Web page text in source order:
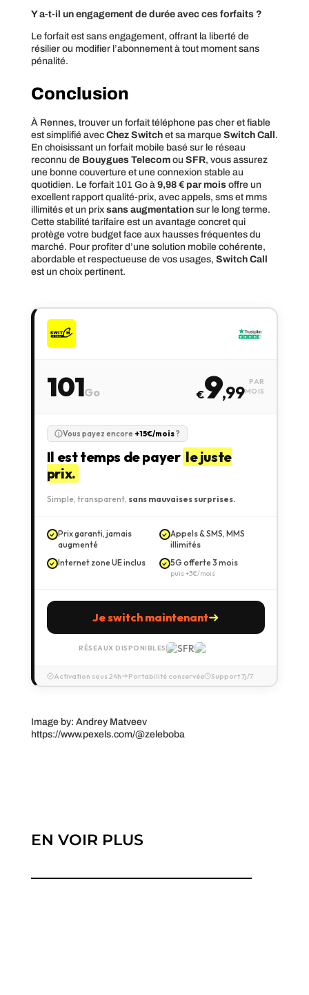
Y a-t-il un engagement de durée avec ces forfaits ?
Le forfait est sans engagement, offrant la liberté de
résilier ou modifier l’abonnement à tout moment sans
pénalité.
Conclusion
À Rennes, trouver un forfait téléphone pas cher et fiable
est simplifié avec Chez Switchet sa marque Switch Call.
En choisissant un forfait mobile basé sur le réseau
reconnu de Bouygues Telecomou SFR, vous assurez
une bonne couverture et une connexion stable au
quotidien. Le forfait 101 Go à 9,98 € par moisoffre un
excellent rapport qualité-prix, avec appels, sms et mms
illimités et un prix sans augmentationsur le long terme.
Cette stabilité tarifaire est un avantage concret qui
protège votre budget face aux hausses fréquentes du
marché. Pour profiter d’une solution mobile cohérente,
abordable et respectueuse de vos usages, Switch Call
est un choix pertinent.
101Go €9,99
PAR
MOIS
Vous payez encore +15€/mois?
Il est temps de payer le juste
prix.
Simple, transparent, sans mauvaises surprises.
Prix garanti, jamais
augmenté
Appels & SMS, MMS
illimités
Internet zone UE inclus
5G offerte 3 mois
puis +3€/mois
Je switch maintenant
RÉSEAUX DISPONIBLES
Activation sous 24h Portabilité conservée Support 7j/7
Image by: Andrey Matveev
https://www.pexels.com/@zeleboba
EN VOIR PLUS